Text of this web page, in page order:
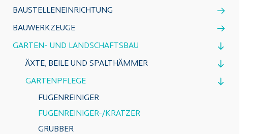
BAUSTELLENEINRICHTUNG
BAUWERKZEUGE
GARTEN- UND LANDSCHAFTSBAU
ÄXTE, BEILE UND SPALTHÄMMER
GARTENPFLEGE
FUGENREINIGER
FUGENREINIGER-/KRATZER
GRUBBER